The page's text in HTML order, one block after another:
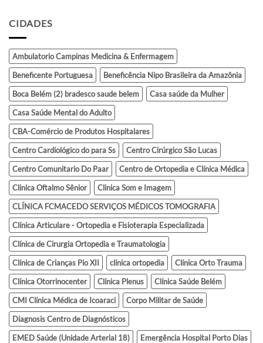
CIDADES
Ambulatorio Campinas Medicina & Enfermagem
Beneficente Portuguesa
Beneficência Nipo Brasileira da Amazônia
Boca Belém (2) bradesco saude belem
Casa saúde da Mulher
Casa Saúde Mental do Adulto
CBA-Comércio de Produtos Hospitalares
Centro Cardiológico do para Ss
Centro Cirúrgico São Lucas
Centro Comunitario Do Paar
Centro de Ortopedia e Clínica Médica
Clinica Oftalmo Sênior
Clinica Som e Imagem
CLÍNICA FCMACEDO SERVIÇOS MÉDICOS TOMOGRAFIA
Clínica Articulare - Ortopedia e Fisioterapia Especializada
Clínica de Cirurgia Ortopedia e Traumatologia
Clínica de Crianças Pio XII
clínica ortopedia
Clínica Orto Trauma
Clínica Otorrinocenter
Clínica Plenus
Clínica Saúde Belém
CMI Clínica Médica de Icoaraci
Corpo Militar de Saúde
Diagnosis Centro de Diagnósticos
EMED Saúde (Unidade Arterial 18)
Emergência Hospital Porto Dias